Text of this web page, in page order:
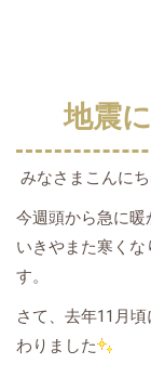
地震
みなさまこんに
今週頭から急に
いきやまた寒く
す。
さて、去年11月
わりました